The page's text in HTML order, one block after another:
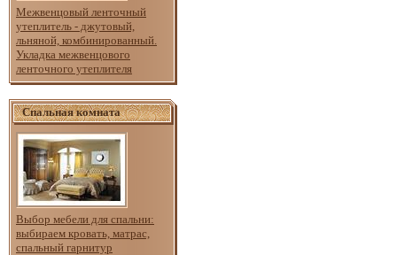
Межвенцовый ленточный
утеплитель - джутовый,
льняной, комбинированный.
Укладка межвенцового
ленточного утеплителя
Спальная комната
Выбор мебели для спальни:
выбираем кровать, матрас,
спальный гарнитур